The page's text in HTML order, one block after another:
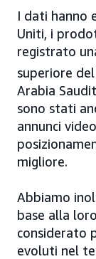
I dati hanno
Uniti, i
registrato
superiore
Arabia
sono stati
annunci
migliore.
Abbiamo
base alla
considerato
evoluti nel